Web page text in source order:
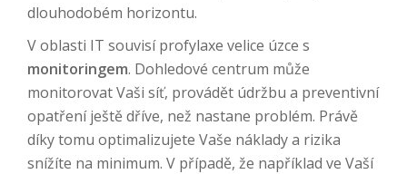
dlouhodobém horizontu.
V oblasti IT souvisí profylaxe velice úzce s
monitoringem. Dohledové centrum může
monitorovat Vaši síť, provádět údržbu a preventivní
opatření ještě dříve, než nastane problém. Právě
díky tomu optimalizujete Vaše náklady a rizika
snížíte na minimum. V případě, že například ve Vaší